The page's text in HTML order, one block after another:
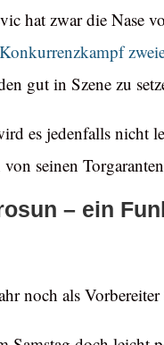
hat zwar die Nase
gut in Szene zu
es jedenfalls nicht
seinen
– ein
noch als